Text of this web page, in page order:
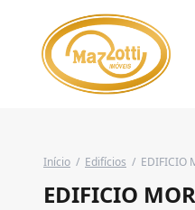
Início / Edifícios / EDIFICIO
EDIFICIO